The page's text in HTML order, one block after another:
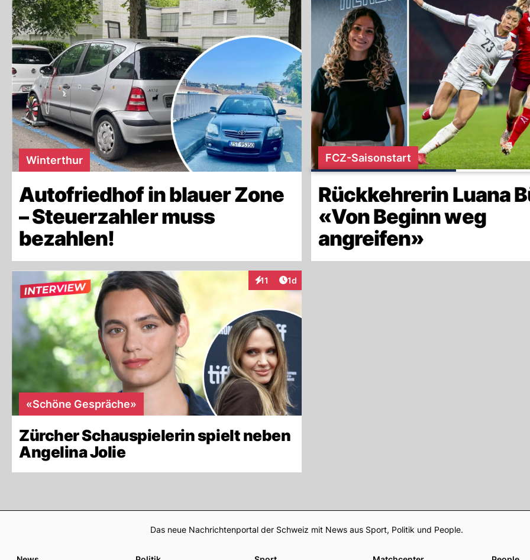
Winterthur
Autofriedhof in blauer Zone
– Steuerzahler muss
bezahlen!
FCZ-Saisonstart
Rückkehrerin Luana
«Von Beginn weg
angreifen»
11
InteraktionenArtikel veröffentlicht:
1d
«Schöne Gespräche»
Zürcher Schauspielerin spielt neben
Angelina Jolie
Footer
Das neue Nachrichtenportal der Schweiz mit News aus Sport, Politik und People.